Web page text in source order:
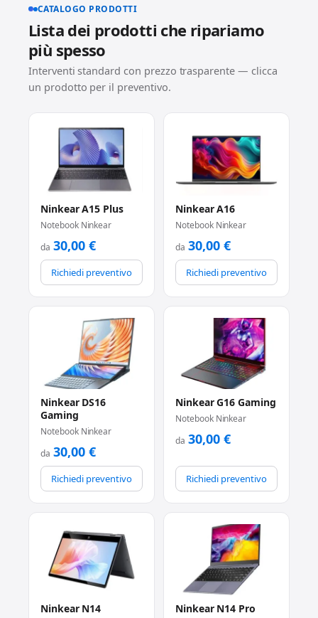
CATALOGO PRODOTTI
Lista dei prodotti che ripariamo
più spesso
Interventi standard con prezzo trasparente — clicca
un prodotto per il preventivo.
Ninkear A15 Plus
Notebook Ninkear
da 30,00 €
Richiedi preventivo
Ninkear A16
Notebook Ninkear
da 30,00 €
Richiedi preventivo
Ninkear DS16
Gaming
Notebook Ninkear
da 30,00 €
Richiedi preventivo
Ninkear G16 Gaming
Notebook Ninkear
da 30,00 €
Richiedi preventivo
Ninkear N14 Ninkear N14 Pro